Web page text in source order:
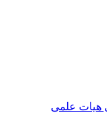
هیات علمی